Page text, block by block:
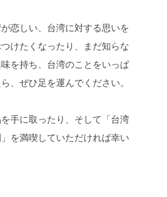
恋しい、台湾に対する思いを
けたくなったり、
まだ知らな
を持ち、 台湾のことをいっぱ
、 ぜひ足を運んでください。
手に取ったり、 そして「台湾
を満喫していただければ幸い